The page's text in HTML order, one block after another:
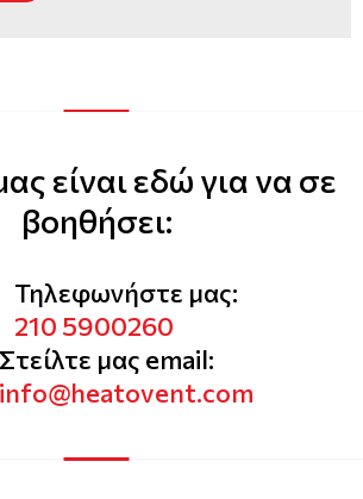
είναι εδώ για να σε
βοηθήσει:
Τηλεφωνήστε μας:
210 5900260
Στείλτε μας email:
info@heatovent.com